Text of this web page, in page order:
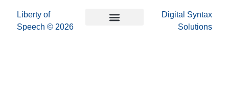
Liberty of
Speech © 2026
Digital Syntax
Solutions